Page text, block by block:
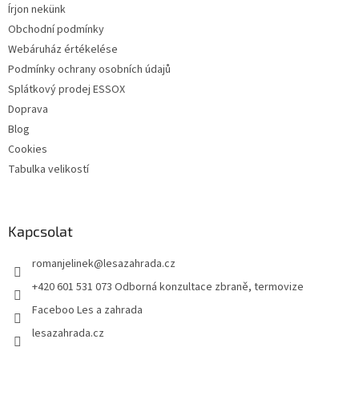
Írjon nekünk
Obchodní podmínky
Webáruház értékelése
Podmínky ochrany osobních údajů
Splátkový prodej ESSOX
Doprava
Blog
Cookies
Tabulka velikostí
Kapcsolat
romanjelinek@lesazahrada.cz
+420 601 531 073 Odborná konzultace zbraně, termovize
Faceboo Les a zahrada
lesazahrada.cz